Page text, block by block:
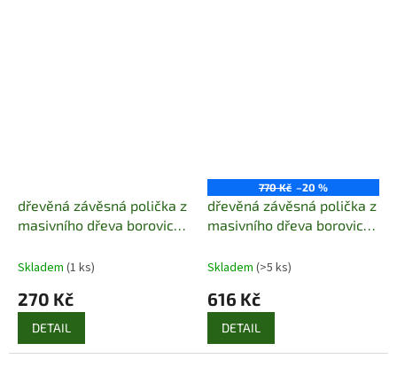
dřevěná závěsná polička z
masivního dřeva borovice
Skladem (1 ks)
270 Kč
DETAIL
770 Kč –20 %
dřevěná závěsná polička z
masivního dřeva borovice
Skladem (>5 ks)
616 Kč
DETAIL